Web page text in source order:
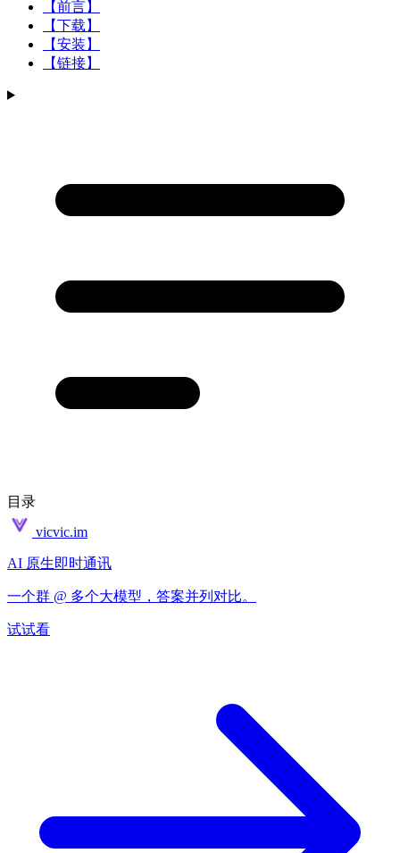
【前言】
【下载】
【安装】
【链接】
目录
vicvic.im
AI 原生即时通讯
一个群 @ 多个大模型，答案并列对比。
试试看